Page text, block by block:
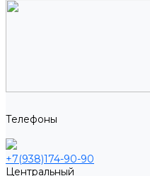
Телефоны
+7(938)174-90-90
Центральный